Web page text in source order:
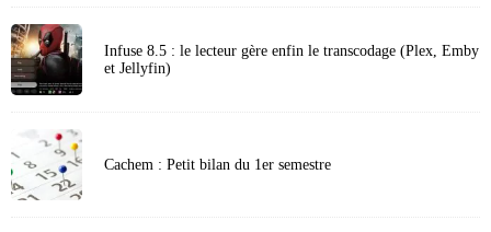
Infuse 8.5 : le lecteur gère enfin le transcodage (Plex, Emby
et Jellyfin)
Cachem : Petit bilan du 1er semestre